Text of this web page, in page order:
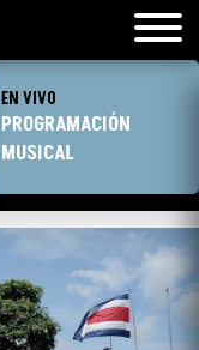
EN VIVO
PROGRAMACIÓN
MUSICAL